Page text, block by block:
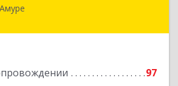
97
край, Комсомольск-на-